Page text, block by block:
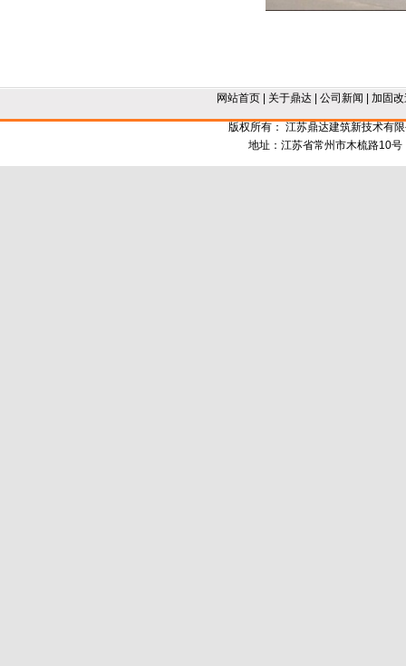
网站首页| 关于鼎达| 公司新闻 加固改
版权所有： 江苏鼎达建筑新技术有
地址：江苏省常州市木梳路